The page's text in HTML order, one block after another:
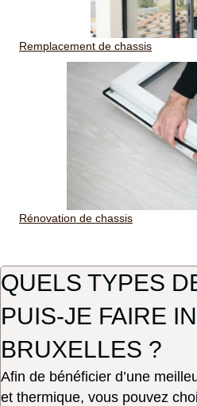
Remplacement de chassis
Rénovation de chassis
QUELS TYPES
PUIS-JE FAIRE
BRUXELLES ?
Afin de bénéficier d’une
et thermique, vous pouvez